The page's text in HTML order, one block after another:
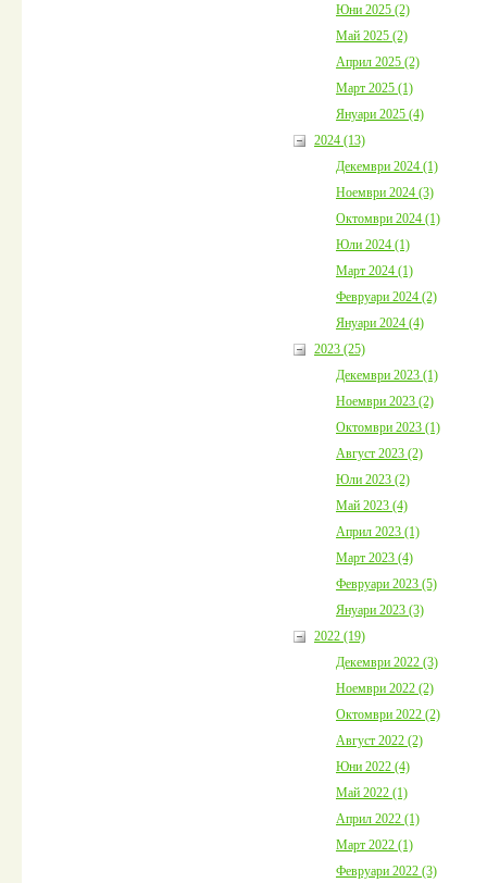
Юни 2025 (2)
Май 2025 (2)
Април 2025 (2)
Март 2025 (1)
Януари 2025 (4)
2024 (13)
Декември 2024 (1)
Ноември 2024 (3)
Октомври 2024 (1)
Юли 2024 (1)
Март 2024 (1)
Февруари 2024 (2)
Януари 2024 (4)
2023 (25)
Декември 2023 (1)
Ноември 2023 (2)
Октомври 2023 (1)
Август 2023 (2)
Юли 2023 (2)
Май 2023 (4)
Април 2023 (1)
Март 2023 (4)
Февруари 2023 (5)
Януари 2023 (3)
2022 (19)
Декември 2022 (3)
Ноември 2022 (2)
Октомври 2022 (2)
Август 2022 (2)
Юни 2022 (4)
Май 2022 (1)
Април 2022 (1)
Март 2022 (1)
Февруари 2022 (3)